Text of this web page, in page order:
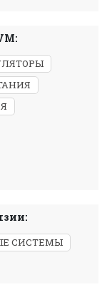
СИСТЕМЫ